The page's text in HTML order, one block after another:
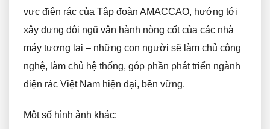
vực điện rác của Tập đoàn AMACCAO, hướng tới
xây dựng đội ngũ vận hành nòng cốt của các nhà
máy tương lai – những con người sẽ làm chủ công
nghệ, làm chủ hệ thống, góp phần phát triển ngành
điện rác Việt Nam hiện đại, bền vững.
Một số hình ảnh khác: